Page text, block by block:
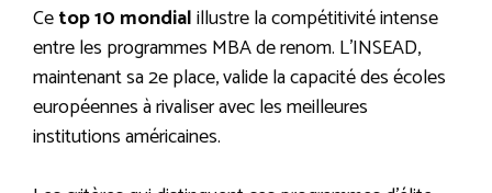
Cetop 10 mondialillustre la compétitivité intense
entre les programmes MBA de renom. L’INSEAD,
maintenant sa 2e place, valide la capacité des écoles
européennes à rivaliser avec les meilleures
institutions américaines.